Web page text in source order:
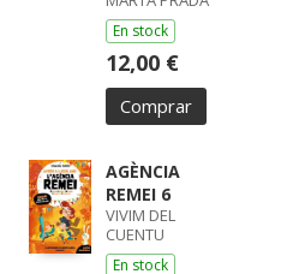
En stock
12,00 €
Comprar
AGÈNCIA
REMEI 6
VIVIM DEL
CUENTU
En stock